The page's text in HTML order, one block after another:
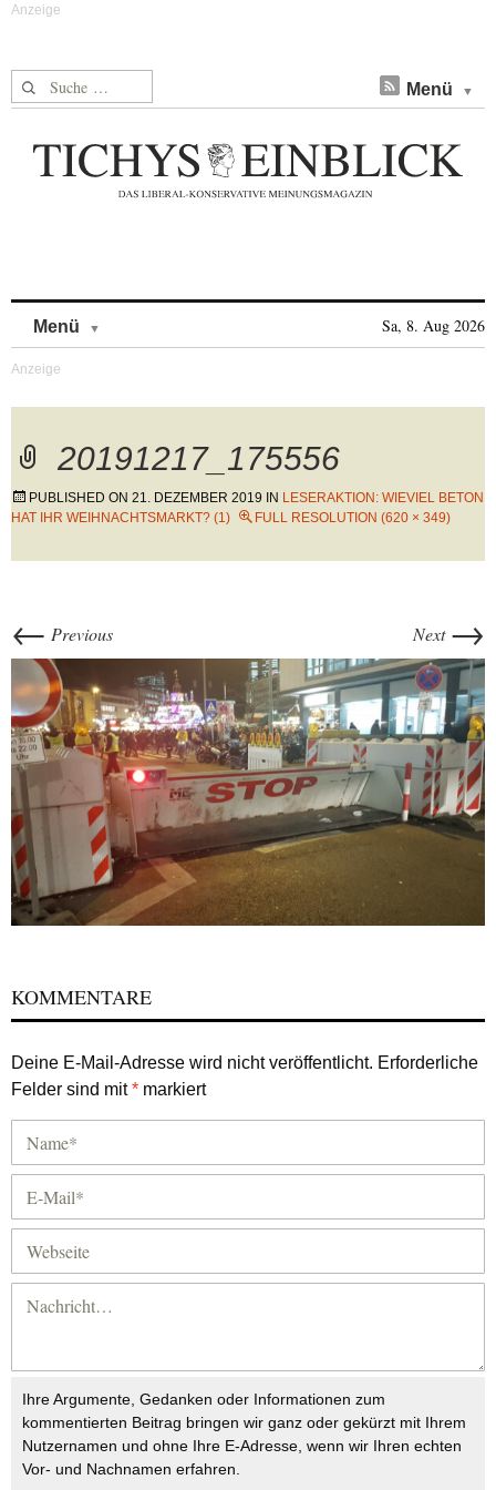
Suche nach: Menü
Menü Sa, 8. Aug 2026
20191217_175556
PUBLISHED ON 21. DEZEMBER 2019 IN LESERAKTION: WIEVIEL BETON
HAT IHR WEIHNACHTSMARKT? (1)
FULL RESOLUTION (620 × 349)
← Previous Next →
KOMMENTARE
Deine E-Mail-Adresse wird nicht veröffentlicht. Erforderliche
Felder sind mit* markiert
Ihre Argumente, Gedanken oder Informationen zum
kommentierten Beitrag bringen wir ganz oder gekürzt mit Ihrem
Nutzernamen und ohne Ihre E-Adresse, wenn wir Ihren echten
Vor- und Nachnamen erfahren.